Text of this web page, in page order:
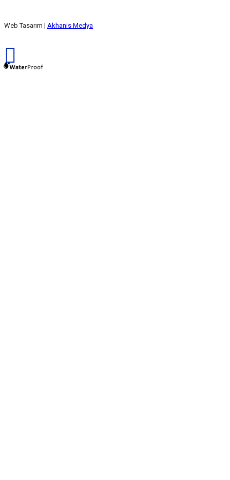
Web Tasarım | Akhanis Medya